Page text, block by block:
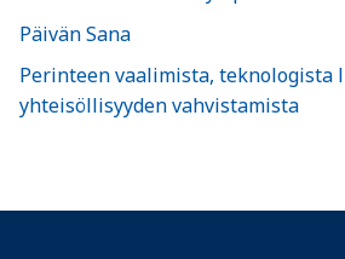
Päivän Sana
Perinteen vaalimista, teknologista
yhteisöllisyyden vahvistamista